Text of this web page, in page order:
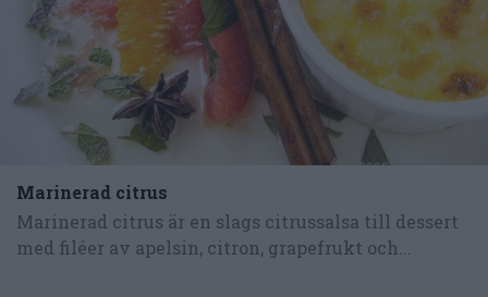
Marinerad citrus
Marinerad citrus är en slags citrussalsa till dessert
med filéer av apelsin, citron, grapefrukt och...